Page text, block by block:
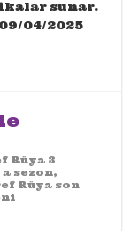
sunar.
04/2025
Rüya 3
sezon,
Rüya son